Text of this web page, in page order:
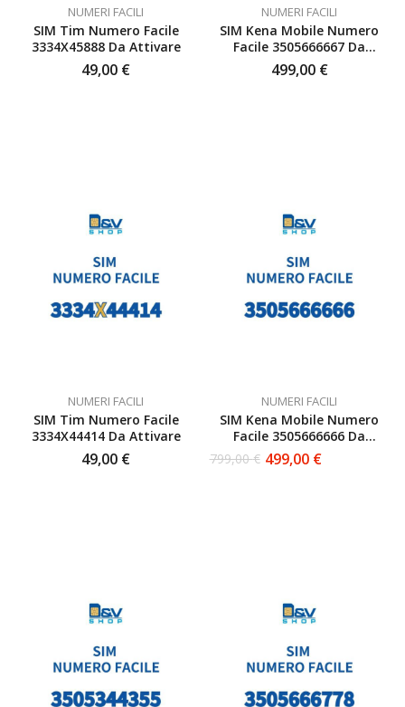
NUMERI FACILI
SIM Tim Numero Facile
3334X45888 Da Attivare
49,00 €
NUMERI FACILI
SIM Kena Mobile Numero
Facile 3505666667 Da
Attivare
499,00 €
NUMERI FACILI
SIM Tim Numero Facile
3334X44414 Da Attivare
49,00 €
NUMERI FACILI
SIM Kena Mobile Numero
Facile 3505666666 Da
Attivare
799,00€
Il 499,00 €
Il